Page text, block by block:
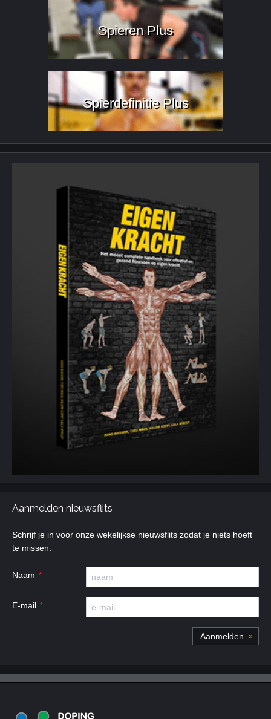
Spieren Plus
Spierdefinitie Plus
Aanmelden nieuwsflits
Schrijf je in voor onze wekelijkse nieuwsflits zodat je niets hoeft
te missen.
Naam
E-mail